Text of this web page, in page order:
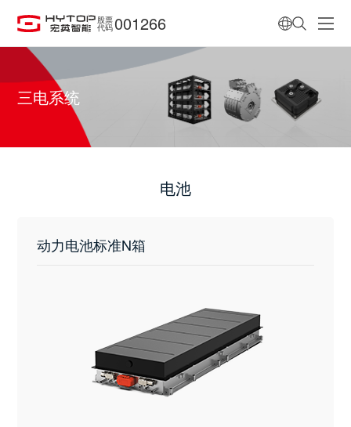
股票
代码 001266
三电系统
电池
动力电池标准N箱